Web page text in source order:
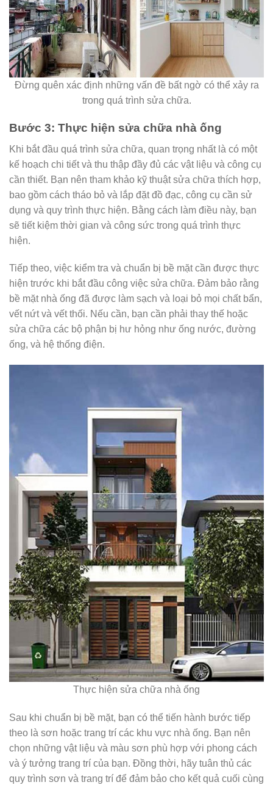
Đừng quên xác định những vấn đề bất ngờ có thể xảy ra
trong quá trình sửa chữa.
Bước 3: Thực hiện sửa chữa nhà ống
Khi bắt đầu quá trình sửa chữa, quan trọng nhất là có một
kế hoạch chi tiết và thu thập đầy đủ các vật liệu và công cụ
cần thiết. Bạn nên tham khảo kỹ thuật sửa chữa thích hợp,
bao gồm cách tháo bỏ và lắp đặt đồ đạc, công cụ cần sử
dụng và quy trình thực hiện. Bằng cách làm điều này, bạn
sẽ tiết kiệm thời gian và công sức trong quá trình thực
hiện.
Tiếp theo, việc kiểm tra và chuẩn bị bề mặt cần được thực
hiện trước khi bắt đầu công việc sửa chữa. Đảm bảo rằng
bề mặt nhà ống đã được làm sạch và loại bỏ mọi chất bẩn,
vết nứt và vết thối. Nếu cần, bạn cần phải thay thế hoặc
sửa chữa các bộ phận bị hư hỏng như ống nước, đường
ống, và hệ thống điện.
Thực hiện sửa chữa nhà ống
Sau khi chuẩn bị bề mặt, bạn có thể tiến hành bước tiếp
theo là sơn hoặc trang trí các khu vực nhà ống. Bạn nên
chọn những vật liệu và màu sơn phù hợp với phong cách
và ý tưởng trang trí của bạn. Đồng thời, hãy tuân thủ các
quy trình sơn và trang trí để đảm bảo cho kết quả cuối cùng